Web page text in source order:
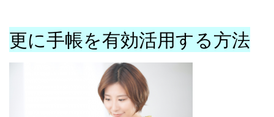
更に手帳を有効活用する方法